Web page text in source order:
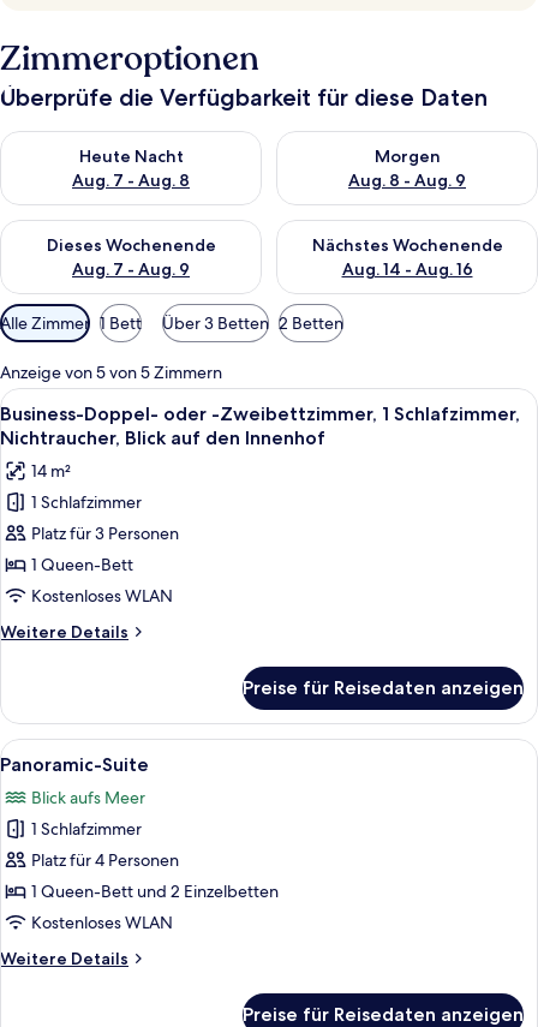
Zimmeroptionen
Überprüfe die Verfügbarkeit für diese Daten
Heute Nacht
Aug. 7 - Aug. 8
Überprüfe die Verfügbarkeit für heute Nacht, Aug. 7 - Aug. 8.
Morgen
Aug. 8 - Aug. 9
Überprüfe die Verfügbarkeit
Dieses Wochenende
Aug. 7 - Aug. 9
Überprüfe die Verfügbarkeit für dieses Wochenende, Aug. 7
Nächstes Wochenende
Aug. 14 - Aug. 16
Überprüfe die Verfügbarkeit
Verfügbare
Filter
für
Zimmer
Alle Zimmer 1 Bett Über 3 Betten 2 Betten
Anzeige von 5 von 5 Zimmern
Alle
Fotos
für
Business-
Doppel-
oder
-
Zweibettzimmer,
1
Schlafzimmer,
Blick
auf
den
Innenhof
anzeigen
Ein Hotelzimmer mit Bett, Sessel,
8
Business-Doppel- oder -Zweibettzimmer, 1 Schlafzimmer,
Nichtraucher, Blick auf den Innenhof
14 m²
1 Schlafzimmer
Platz für 3 Personen
1 Queen-Bett
Kostenloses WLAN
Weitere Details
Weitere
Doppel-
oder
-
Schlafzimmer,
Blick
auf
den
Innenhof
Preise für Reisedaten anzeigen
Alle
Fotos
für
Panoramic-
Suite
anzeigen
Ein Yachthafen mit Booten, blauem
12
Panoramic-Suite
Blick aufs Meer
1 Schlafzimmer
Platz für 4 Personen
1 Queen-Bett und 2 Einzelbetten
Kostenloses WLAN
Weitere Details
Weitere
Preise für Reisedaten anzeigen